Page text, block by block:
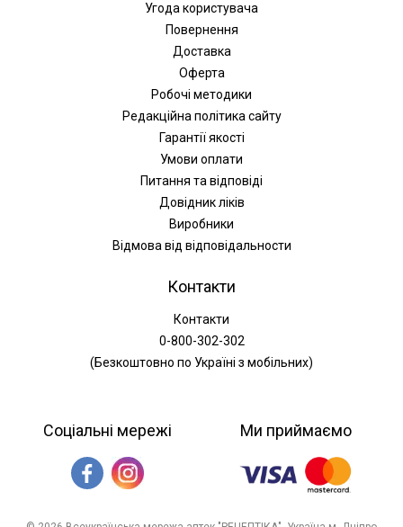
Угода користувача
Повернення
Доставка
Оферта
Робочі методики
Редакційна політика сайту
Гарантії якості
Умови оплати
Питання та відповіді
Довідник ліків
Виробники
Відмова від відповідальности
Контакти
Контакти
0-800-302-302
(Безкоштовно по Україні з мобільних)
Соціальні мережі Ми приймаємо